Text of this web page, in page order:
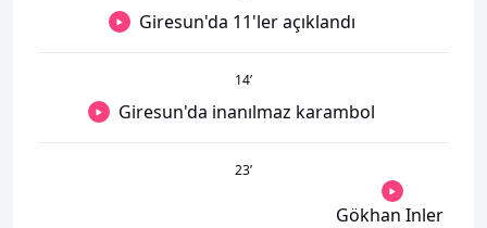
Giresun'da 11'ler açıklandı
14’
Giresun'da inanılmaz karambol
23’
Gökhan Inler